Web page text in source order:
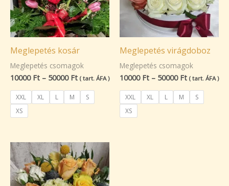
Meglepetés kosár
Meglepetés csomagok
10000 Ft – 50000 Ft ( tart. ÁFA )
XXL XL L M
S
XS
Meglepetés virágdoboz
Meglepetés csomagok
10000 Ft – 50000 Ft ( tart. ÁFA )
XXL XL L M
S
XS